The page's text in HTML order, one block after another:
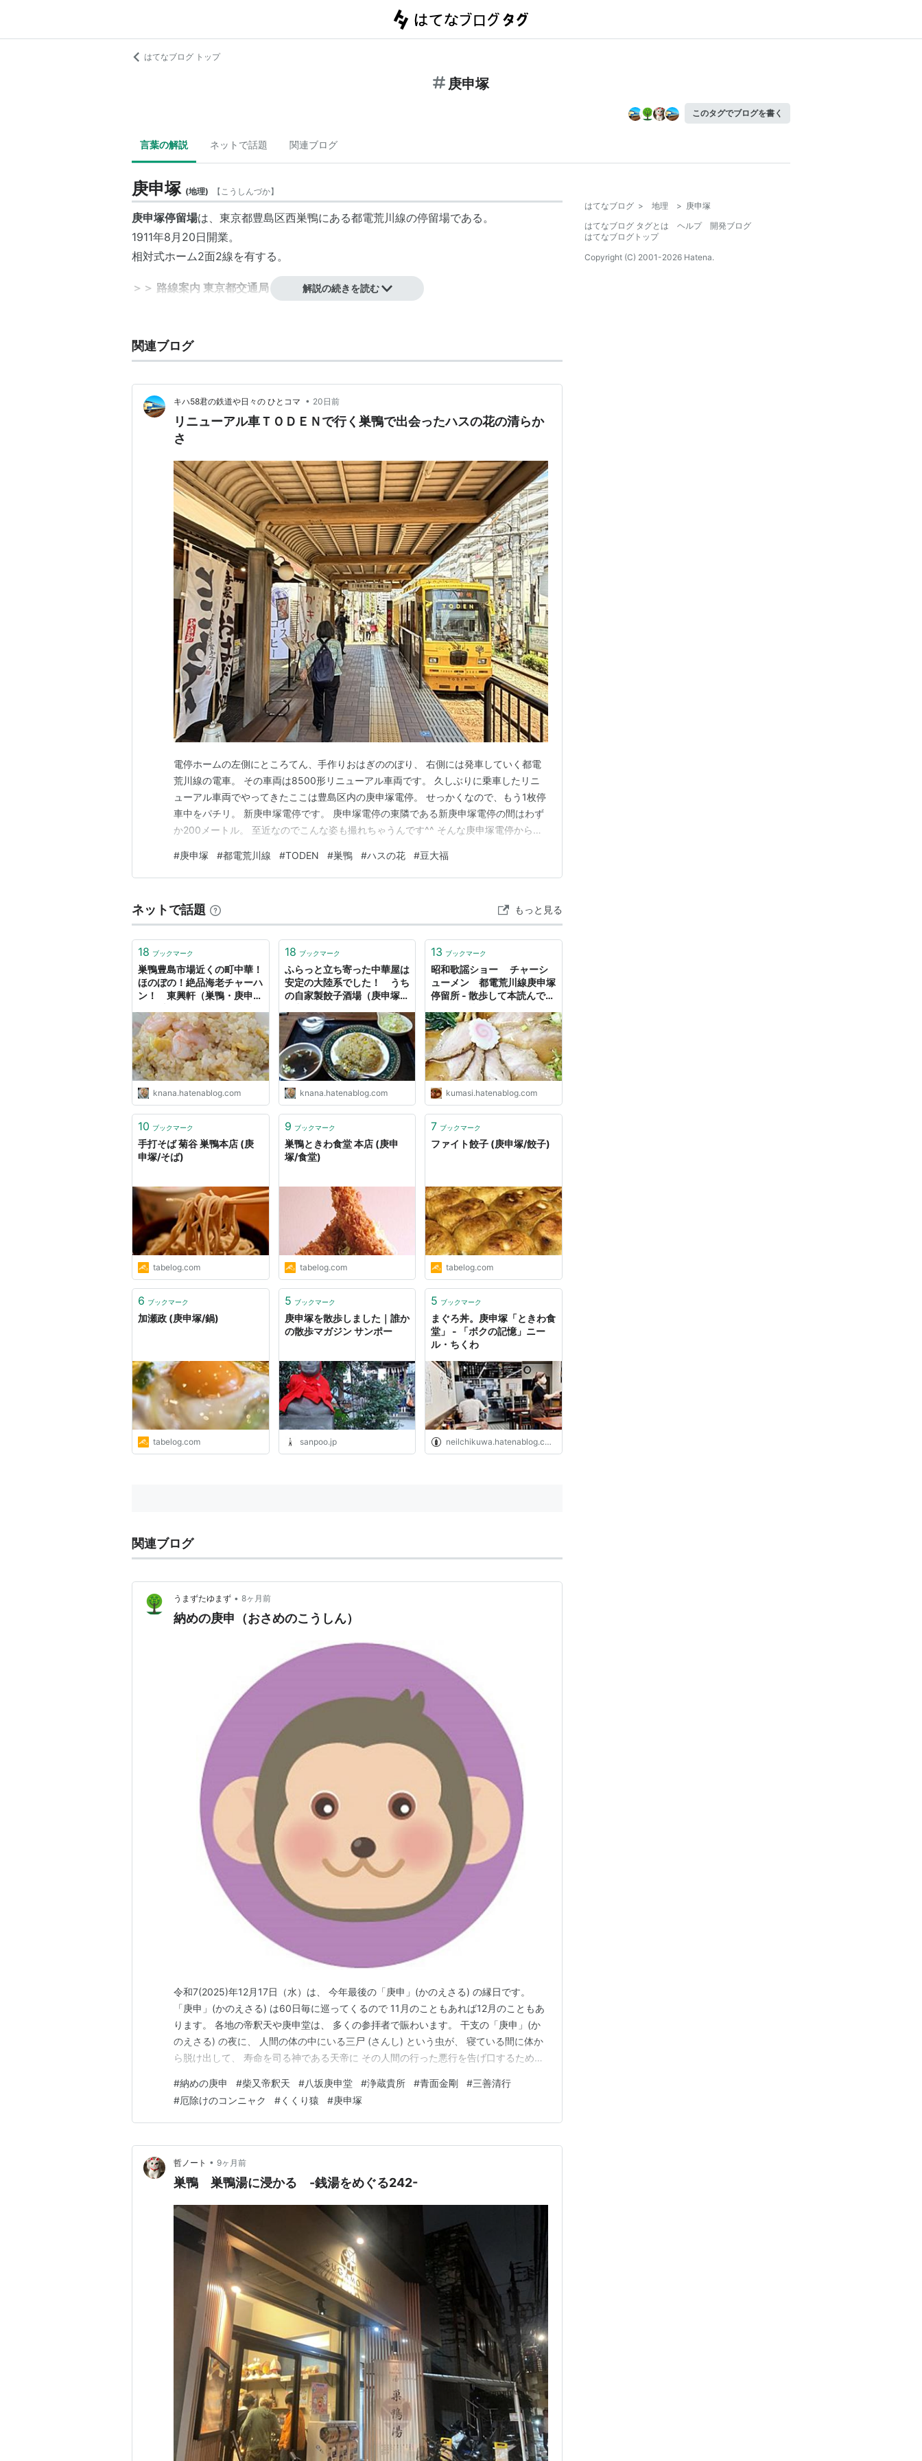
はてなブログ トップ
庚申塚
このタグでブログを書く
言葉の解説 ネットで話題 関連ブログ
庚申塚 (地理) 【こうしんづか】
庚申塚停留場は、東京都豊島区西巣鴨にある都電荒川線の停留場である。
1911年8月20日開業。
相対式ホーム2面2線を有する。
＞＞ 路線案内 東京都交通局 ＜＜
三ノ輪橋…
解説の続きを読む
関連ブログ
キハ58君の鉄道や日々の ひとコマ • 20日前
リニューアル車ＴＯＤＥＮで行く巣鴨で出会ったハスの花の清らか
さ
電停ホームの左側にところてん、手作りおはぎののぼり、 右側には発車していく都電
荒川線の電車。 その車両は8500形リニューアル車両です。 久しぶりに乗車したリニ
ューアル車両でやってきたここは豊島区内の庚申塚電停。 せっかくなので、もう1枚停
車中をパチリ。 新庚申塚電停です。 庚申塚電停の東隣である新庚申塚電停の間はわず
か200メートル。 至近なのでこんな姿も撮れちゃうんです^^ そんな庚申塚電停から巣
たその姿は清らかそのもの。 そんなハスの花に出会ったのは次図通り南側に位置する
真性寺。 江戸六地蔵の一つ、大きな地蔵…
#庚申塚 #都電荒川線 #TODEN #巣鴨 #ハスの花 #豆大福
ネットで話題 もっと見る
18 ブックマーク
巣鴨豊島市場近くの町中華！
ほのぼの！絶品海老チャーハ
ン！ 東興軒（巣鴨・庚申
チャーハンだけ！東京のチャ
ーハン炒飯ブログ
knana.hatenablog.com
18 ブックマーク
ふらっと立ち寄った中華屋は
安定の大陸系でした！ うち
の自家製餃子酒場（庚申塚・
海老チャーハンだけ！東京の
チャーハン炒飯ブログ
knana.hatenablog.com
13 ブックマーク
昭和歌謡ショー チャーシ
ューメン 都電荒川線庚申塚
停留所 - 散歩して本読んでラ
kumasi.hatenablog.com
10 ブックマーク
手打そば 菊谷 巣鴨本店 (庚
申塚/そば)
tabelog.com
9 ブックマーク
巣鴨ときわ食堂 本店 (庚申
塚/食堂)
tabelog.com
7 ブックマーク
ファイト餃子 (庚申塚/餃子)
tabelog.com
6 ブックマーク
加瀬政 (庚申塚/鍋)
tabelog.com
5 ブックマーク
庚申塚を散歩しました｜誰か
の散歩マガジン サンポー
sanpoo.jp
5 ブックマーク
まぐろ丼。庚申塚「ときわ食
堂」 - 「ボクの記憶」ニー
ル・ちくわ
neilchikuwa.hatenablog.com
関連ブログ
うまずたゆまず • 8ヶ月前
納めの庚申（おさめのこうしん）
令和7(2025)年12月17日（水）は、 今年最後の「庚申」(かのえさる) の縁日です。
「庚申」(かのえさる) は60日毎に巡ってくるので 11月のこともあれば12月のこともあ
ります。 各地の帝釈天や庚申堂は、 多くの参拝者で賑わいます。 干支の「庚申」(か
のえさる) の夜に、 人間の体の中にいる三尸 (さんし) という虫が、 寝ている間に体か
ら脱け出して、 寿命を司る神である天帝に その人間の行った悪行を告げ口するために
とが出来ないので、庚申日には、 夜を徹して酒宴を催す風習があります。 これを「庚
申待ち」…
#納めの庚申 #柴又帝釈天 #八坂庚申堂 #浄蔵貴所 #青面金剛 #三善清行
#厄除けのコンニャク #くくり猿 #庚申塚
哲ノート • 9ヶ月前
巣鴨 巣鴨湯に浸かる -銭湯をめぐる242-
はてなブログ > 地理 > 庚申塚
はてなブログ タグとは
ヘルプ
開発ブログ
はてなブログトップ
Copyright (C) 2001-2026 Hatena.